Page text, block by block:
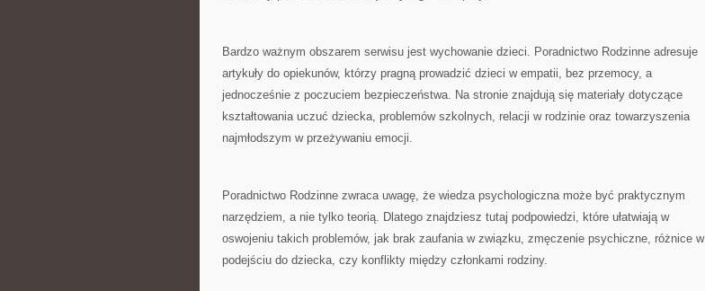
Bardzo ważnym obszarem serwisu jest wychowanie dzieci. Poradnictwo Rodzinne adresuje
artykuły do opiekunów, którzy pragną prowadzić dzieci w empatii, bez przemocy, a
jednocześnie z poczuciem bezpieczeństwa. Na stronie znajdują się materiały dotyczące
kształtowania uczuć dziecka, problemów szkolnych, relacji w rodzinie oraz towarzyszenia
najmłodszym w przeżywaniu emocji.
Poradnictwo Rodzinne zwraca uwagę, że wiedza psychologiczna może być praktycznym
narzędziem, a nie tylko teorią. Dlatego znajdziesz tutaj podpowiedzi, które ułatwiają w
oswojeniu takich problemów, jak brak zaufania w związku, zmęczenie psychiczne, różnice w
podejściu do dziecka, czy konflikty między członkami rodziny.